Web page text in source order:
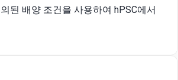
된 배양 조건을 사용하여 hPSC에서